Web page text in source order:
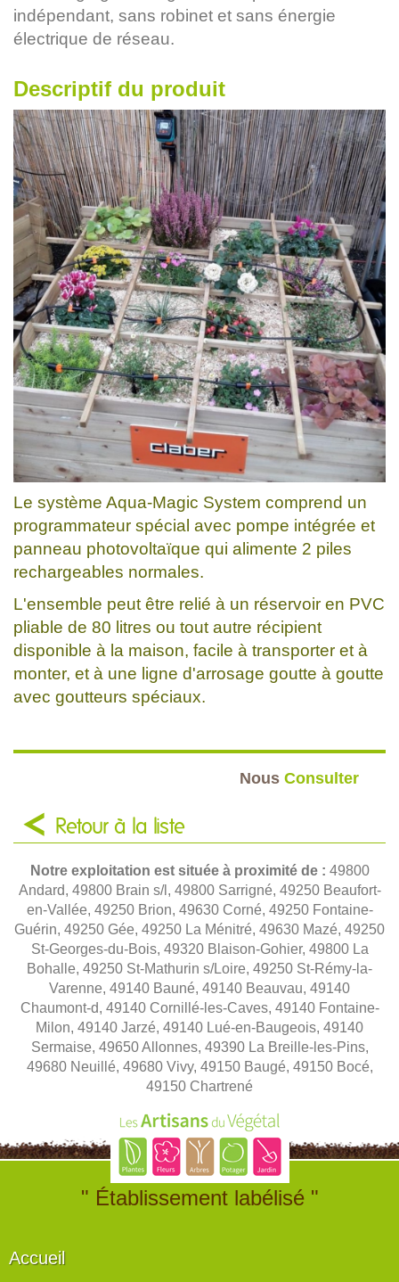
indépendant, sans robinet et sans énergie
électrique de réseau.
Descriptif du produit
Le système Aqua-Magic System comprend un
programmateur spécial avec pompe intégrée et
panneau photovoltaïque qui alimente 2 piles
rechargeables normales.
L'ensemble peut être relié à un réservoir en PVC
pliable de 80 litres ou tout autre récipient
disponible à la maison, facile à transporter et à
monter, et à une ligne d'arrosage goutte à goutte
avec goutteurs spéciaux.
Nous Consulter
Retour à la liste
Notre exploitation est située à proximité de : 49800
Andard, 49800 Brain s/l, 49800 Sarrigné, 49250 Beaufort-
en-Vallée, 49250 Brion, 49630 Corné, 49250 Fontaine-
Guérin, 49250 Gée, 49250 La Ménitré, 49630 Mazé, 49250
St-Georges-du-Bois, 49320 Blaison-Gohier, 49800 La
Bohalle, 49250 St-Mathurin s/Loire, 49250 St-Rémy-la-
Varenne, 49140 Bauné, 49140 Beauvau, 49140
Chaumont-d, 49140 Cornillé-les-Caves, 49140 Fontaine-
Milon, 49140 Jarzé, 49140 Lué-en-Baugeois, 49140
Sermaise, 49650 Allonnes, 49390 La Breille-les-Pins,
49680 Neuillé, 49680 Vivy, 49150 Baugé, 49150 Bocé,
49150 Chartrené
" Établissement labélisé "
Accueil